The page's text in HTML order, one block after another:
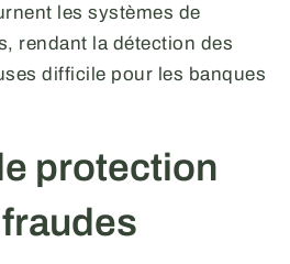
les systèmes de
rendant la détection des
difficile pour les banques
protection